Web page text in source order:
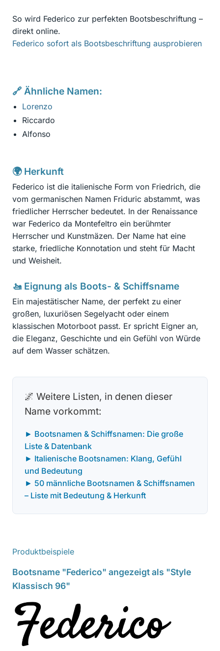
So wird Federico zur perfekten Bootsbeschriftung –
direkt online.
Federico sofort als Bootsbeschriftung ausprobieren
🔗 Ähnliche Namen:
Lorenzo
Riccardo
Alfonso
🌍 Herkunft
Federico ist die italienische Form von Friedrich, die
vom germanischen Namen Friduric abstammt, was
friedlicher Herrscher bedeutet. In der Renaissance
war Federico da Montefeltro ein berühmter
Herrscher und Kunstmäzen. Der Name hat eine
starke, friedliche Konnotation und steht für Macht
und Weisheit.
🚤 Eignung als Boots- & Schiffsname
Ein majestätischer Name, der perfekt zu einer
großen, luxuriösen Segelyacht oder einem
klassischen Motorboot passt. Er spricht Eigner an,
die Eleganz, Geschichte und ein Gefühl von Würde
auf dem Wasser schätzen.
🌌 Weitere Listen, in denen dieser
Name vorkommt:
► Bootsnamen & Schiffsnamen: Die große
Liste & Datenbank
► Italienische Bootsnamen: Klang, Gefühl
und Bedeutung
► 50 männliche Bootsnamen & Schiffsnamen
– Liste mit Bedeutung & Herkunft
Produktbeispiele
Bootsname "Federico" angezeigt als "Style
Klassisch 96"